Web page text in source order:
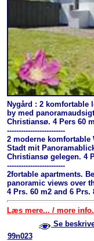
Nygård : 2 komfortable
by med
Christiansø. 4 Pers 60
-------------------------
2 moderne
Stadt mit
Christiansø gelegen. 4
-------------------------
2fortable apartments.
panoramic views over
4 Prs. 60 m2 and 6 Prs.
Læs mere... / more
99n023
Se